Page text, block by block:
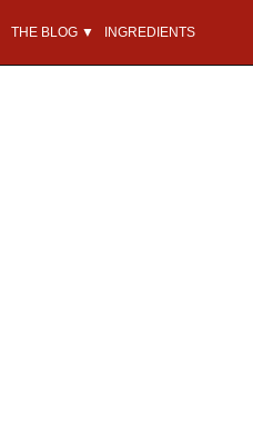
THE BLOG ▼ INGREDIENTS